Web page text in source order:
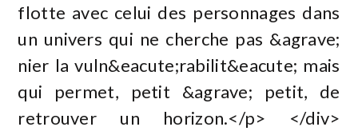
flotte avec celui des personnages dans
un univers qui ne cherche pas &agrave;
nier la vuln&eacute;rabilit&eacute; mais
qui permet, petit &agrave; petit, de
retrouver un horizon.</p> </div>